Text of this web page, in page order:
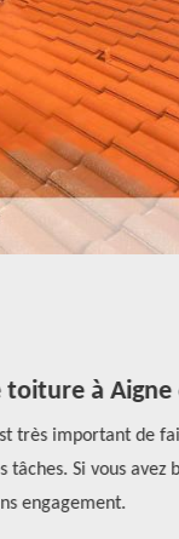
à Aigne
important de
Si vous avez
engagement.